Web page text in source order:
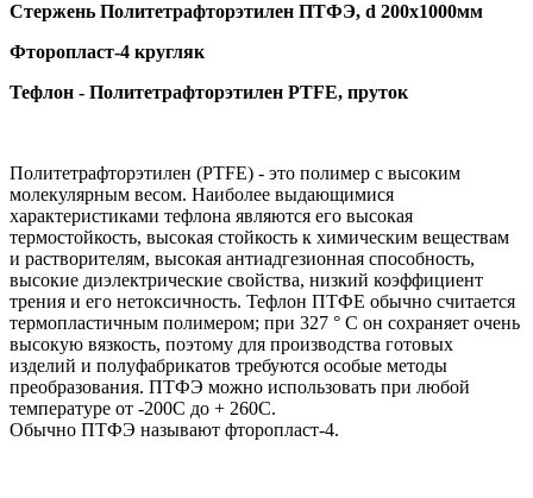
Стержень Политетрафторэтилен ПТФЭ, d 200х1000мм
Фторопласт-4 кругляк
Тефлон - Политетрафторэтилен PTFE, пруток
Политетрафторэтилен (PTFE) - это полимер с высоким
молекулярным весом. Наиболее выдающимися
характеристиками тефлона являются его высокая
термостойкость, высокая стойкость к химическим веществам
и растворителям, высокая антиадгезионная способность,
высокие диэлектрические свойства, низкий коэффициент
трения и его нетоксичность. Тефлон ПТФЕ обычно считается
термопластичным полимером; при 327 ° C он сохраняет очень
высокую вязкость, поэтому для производства готовых
изделий и полуфабрикатов требуются особые методы
преобразования. ПТФЭ можно использовать при любой
температуре от -200С до + 260С.
Обычно ПТФЭ называют фторопласт-4.